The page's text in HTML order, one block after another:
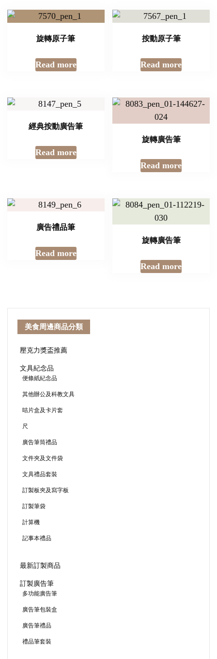
旋轉原子筆
Read more
按動原子筆
Read more
經典按動廣告筆
Read more
旋轉廣告筆
Read more
廣告禮品筆
Read more
旋轉廣告筆
Read more
美食周邊商品分類
壓克力獎盃推薦
文具紀念品
便條紙紀念品
其他辦公及科教文具
咭片盒及卡片套
尺
廣告筆筒禮品
文件夾及文件袋
文具禮品套裝
訂製板夾及寫字板
訂製筆袋
計算機
記事本禮品
最新訂製商品
訂製廣告筆
多功能廣告筆
廣告筆包裝盒
廣告筆禮品
禮品筆套裝